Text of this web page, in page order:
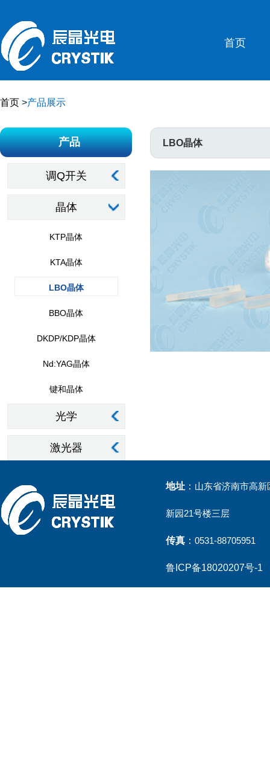
首页
首页 >产品展示
产品
调Q开关
晶体
KTP晶体
KTA晶体
LBO晶体
BBO晶体
DKDP/KDP晶体
Nd:YAG晶体
键和晶体
光学
激光器
LBO晶体
地址 ： 山东省济南市高
新园21号楼三层
传真 ： 0531-88705951
鲁ICP备18020207号-1